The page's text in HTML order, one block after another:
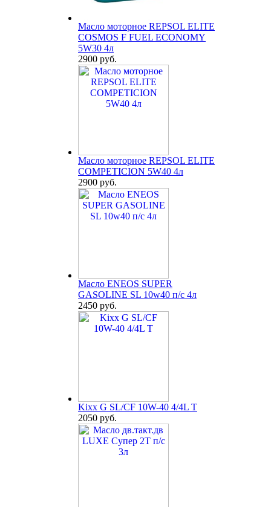
Масло моторное REPSOL ELITE
COSMOS F FUEL ECONOMY
5W30 4л
2900 руб.
Масло моторное REPSOL ELITE
COMPETICION 5W40 4л
2900 руб.
Масло ENEOS SUPER
GASOLINE SL 10w40 п/с 4л
2450 руб.
Kixx G SL/CF 10W-40 4/4L T
2050 руб.